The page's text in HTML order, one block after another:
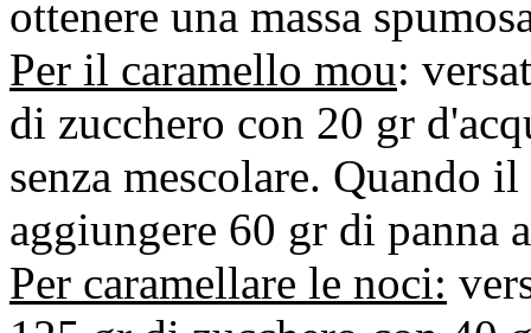
ottenere una massa
Per il caramello mou:
di zucchero con 20 gr
senza mescolare. Quando
aggiungere 60 gr di panna
Per caramellare le noci: